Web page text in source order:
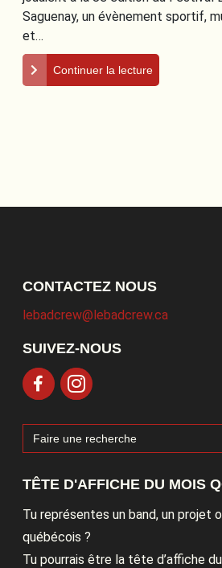
Saguenay, un évènement sportif,
et…
Continuer la lecture
CONTACTEZ NOUS
lebadcrew@lebadcrew.ca
SUIVEZ-NOUS
Search
for:
TÊTE D'AFFICHE DU MOIS
Tu représentes un band, un projet
québécois ?
Tu pourrais être la tête d’affiche